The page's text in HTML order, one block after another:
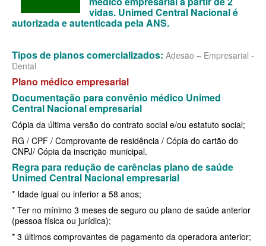
MEDIAL PLANO DE SAÚDE EMPRESARIAL
MED TOUR PLANO DE SAÚDE EMPRESARIAL
NEXT SEISA PLANO DE SAÚDE EMPRESARIAL
NOTREDAME PLANO DE SAÚDE EMPRESARIAL
OMINT PLANO DE SAÚDE EMPRESARIAL
ONE HEALTH PLANO DE SAÚDE EMPRESARIAL
PLENA PLANO DE SAÚDE EMPRESARIAL
PORTO SEGURO PLANO DE SAÚDE EMPRESARIAL
SAMED PLANO DE SAÚDE EMPRESARIAL
SANTA CASA DE MAUÁ PLANO DE SAÚDE EMPRESARIAL
vidas. Unimed Central Nacional é
autorizada e autenticada pela ANS.
Tipos de planos comercializados: Adesão – Empresarial -
Dental
Plano médico empresarial
Documentação para convênio médico Unimed
Central Nacional empresarial
Cópia da última versão do contrato social e/ou estatuto social;
RG / CPF / Comprovante de residência / Cópia do cartão do
CNPJ/ Cópia da inscrição municipal.
Regra para redução de carências plano de saúde
Unimed Central Nacional empresarial
* Idade igual ou inferior a 58 anos;
* Ter no mínimo 3 meses de seguro ou plano de saúde anterior
(pessoa física ou jurídica);
* 3 últimos comprovantes de pagamento da operadora anterior;